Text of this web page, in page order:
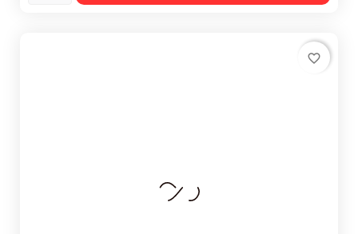
favorite_border